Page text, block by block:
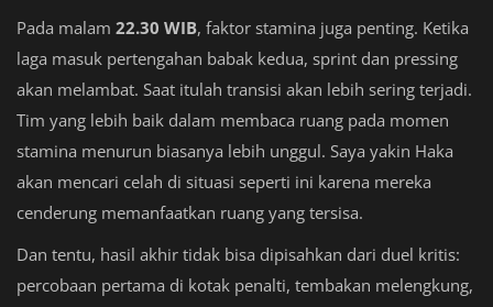
Pada malam 22.30 WIB, faktor stamina juga penting. Ketika
laga masuk pertengahan babak kedua, sprint dan pressing
akan melambat. Saat itulah transisi akan lebih sering terjadi.
Tim yang lebih baik dalam membaca ruang pada momen
stamina menurun biasanya lebih unggul. Saya yakin Haka
akan mencari celah di situasi seperti ini karena mereka
cenderung memanfaatkan ruang yang tersisa.
Dan tentu, hasil akhir tidak bisa dipisahkan dari duel kritis:
percobaan pertama di kotak penalti, tembakan melengkung,